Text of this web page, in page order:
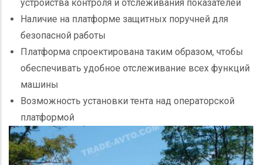
устройства контроля и отслеживания показателей
Наличие на платформе защитных поручней для
безопасной работы
Платформа спроектирована таким образом, чтобы
обеспечивать удобное отслеживание всех функций
машины
Возможность установки тента над операторской
платформой